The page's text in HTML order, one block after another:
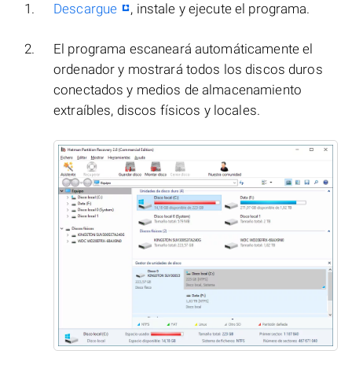
Descargue , instale y ejecute el programa.
El programa escaneará automáticamente el
ordenador y mostrará todos los discos duros
conectados y medios de almacenamiento
extraíbles, discos físicos y locales.